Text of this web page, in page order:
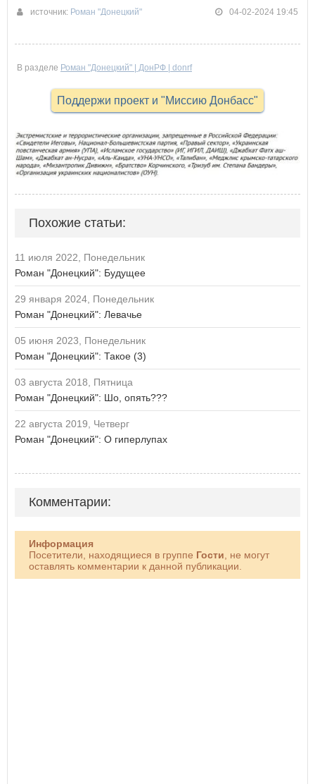
источник: Роман "Донецкий" 04-02-2024 19:45
В разделе Роман "Донецкий" | ДонРФ | donrf
Поддержи проект и "Миссию Донбасс"
Похожие статьи:
11 июля 2022, Понедельник
Роман "Донецкий": Будущее
29 января 2024, Понедельник
Роман "Донецкий": Левачье
05 июня 2023, Понедельник
Роман "Донецкий": Такое (3)
03 августа 2018, Пятница
Роман "Донецкий": Шо, опять???
22 августа 2019, Четверг
Роман "Донецкий": О гиперлупах
Комментарии:
Информация
Посетители, находящиеся в группе Гости, не могут
оставлять комментарии к данной публикации.